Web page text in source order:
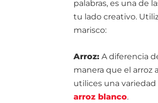
palabras, es una de
tu lado creativo.
marisco:
Arroz: A diferencia
manera que el arroz
utilices una
arroz blanco.